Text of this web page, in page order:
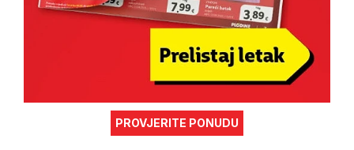
PROVJERITE PONUDU